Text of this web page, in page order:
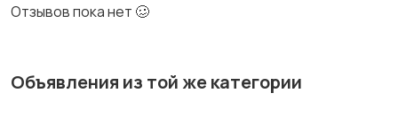
Отзывов пока нет 🥴
Объявления из той же категории